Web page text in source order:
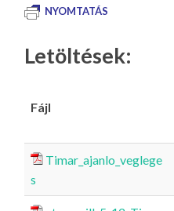
NYOMTATÁS
Letöltések:
Fájl
Timar_ajanlo_veglege
s